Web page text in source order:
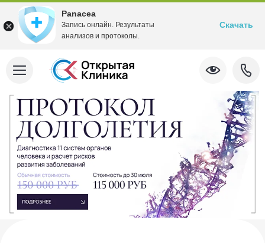
Panacea
Запись онлайн. Результаты
анализов и протоколы.
Скачать